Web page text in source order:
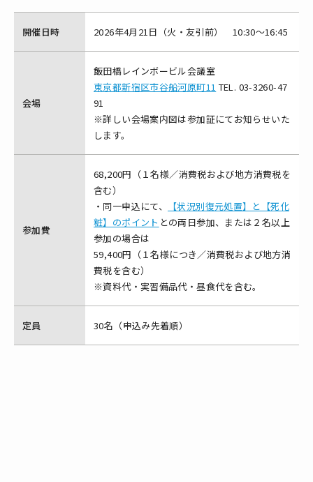
開催日時 2026年4月21日（火・友引前） 10:30～16:45
会場
飯田橋レインボービル会議室
東京都新宿区市谷船河原町11 TEL. 03-3260-47
91
※詳しい会場案内図は参加証にてお知らせいた
します。
参加費
68,200円（１名様／消費税および地方消費税を
含む）
・同一申込にて、
【状況別復元処置】と【死化
粧】のポイント との両日参加、または２名以上
参加の場合は
59,400円（１名様につき／消費税および地方消
費税を含む）
※資料代・実習備品代・昼食代を含む。
定員 30名（申込み先着順）